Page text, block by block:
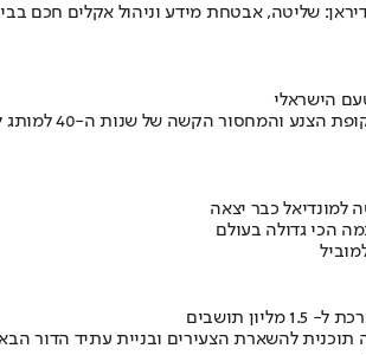
שליטה, אבטחת מידע וניהול אקלים חכם
הישראלי
למונדיאל כבר יצאה
הכי גדולה בעולם
תוכנית להשארת הצעירים ובניית עתיד הדור